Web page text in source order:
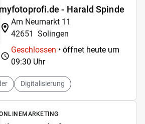
myfotoprofi.de - Harald Spinde
Am Neumarkt 11
42651 Solingen
Geschlossen • öffnet heute um
09:30 Uhr
Digitalisierung